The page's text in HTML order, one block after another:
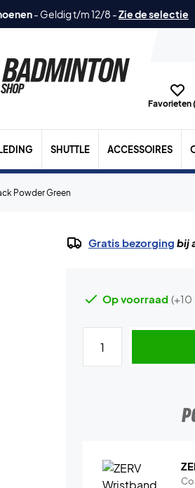
- Geldig t/m 12/8 -Zie de selectie
Favorieten (
SHUTTLE ACCESSOIRES
Powder Green
Gratis bezorging bij
Op voorraad